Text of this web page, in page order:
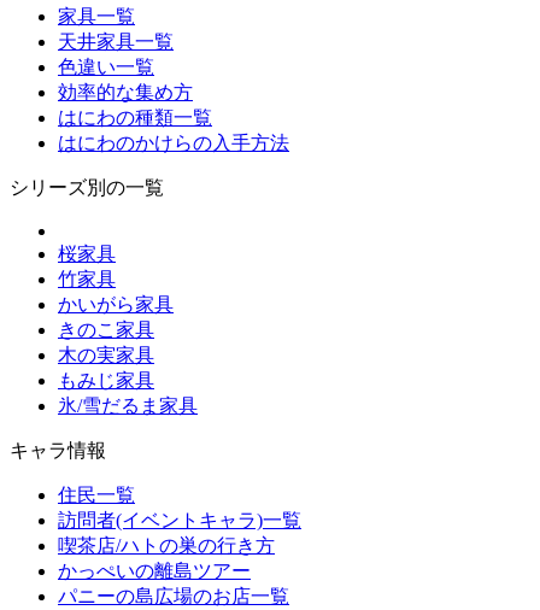
家具一覧
天井家具一覧
色違い一覧
効率的な集め方
はにわの種類一覧
はにわのかけらの入手方法
シリーズ別の一覧
桜家具
竹家具
かいがら家具
きのこ家具
木の実家具
もみじ家具
氷/雪だるま家具
キャラ情報
住民一覧
訪問者(イベントキャラ)一覧
喫茶店/ハトの巣の行き方
かっぺいの離島ツアー
パニーの島広場のお店一覧